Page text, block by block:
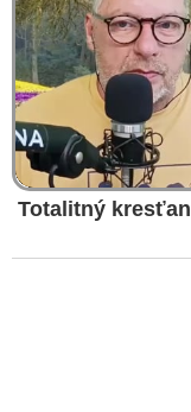
Totalitný kresťan